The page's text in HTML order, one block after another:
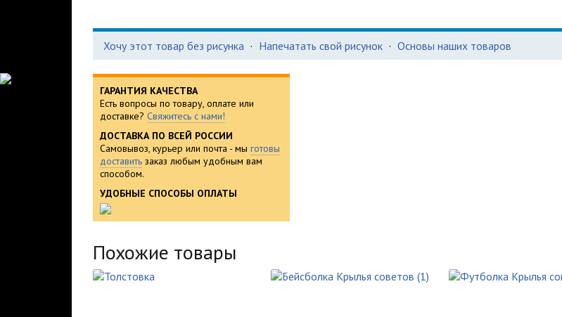
Хочу этот товар без рисунка · Напечатать свой рисунок · Основы наших товаров
ГАРАНТИЯ КАЧЕСТВА
Есть вопросы по товару, оплате или
доставке? Свяжитесь с нами!
ДОСТАВКА ПО ВСЕЙ РОССИИ
Самовывоз, курьер или почта - мы готовы
доставить заказ любым удобным вам
способом.
УДОБНЫЕ СПОСОБЫ ОПЛАТЫ
Похожие товары